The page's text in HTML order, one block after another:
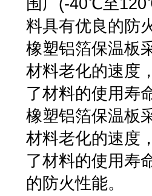
围广(-40℃至
料具有优良的防
橡塑铝箔保温板
材料老化的速度
了材料的使用寿
橡塑铝箔保温板
材料老化的速度
了材料的使用寿
的防火性能。